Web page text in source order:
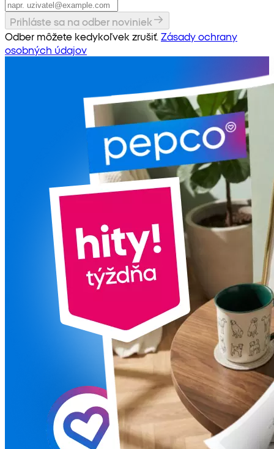
Prihláste sa na odber noviniek
Odber môžete kedykoľvek zrušiť. Zásady ochrany
osobných údajov